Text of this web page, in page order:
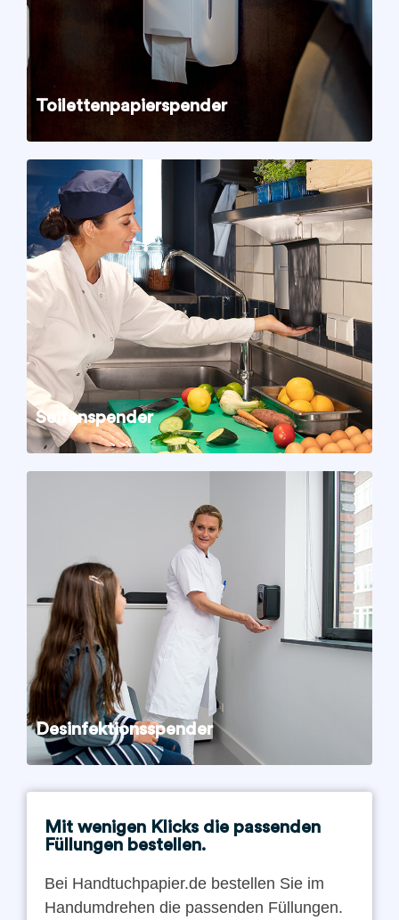
Toilettenpapierspender
Seifenspender
Desinfektionsspender
Mit wenigen Klicks die passenden
Füllungen bestellen.
Bei Handtuchpapier.de bestellen Sie im
Handumdrehen die passenden Füllungen.